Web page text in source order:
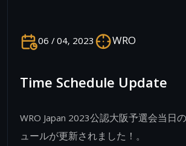
06 / 04, 2023 WRO
Time Schedule Update
WRO Japan 2023公認大阪予選会当日
ュールが更新されました！。